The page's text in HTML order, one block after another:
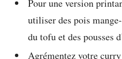
Pour une version
utiliser des pois
du tofu et des pousses
Agrémentez votre